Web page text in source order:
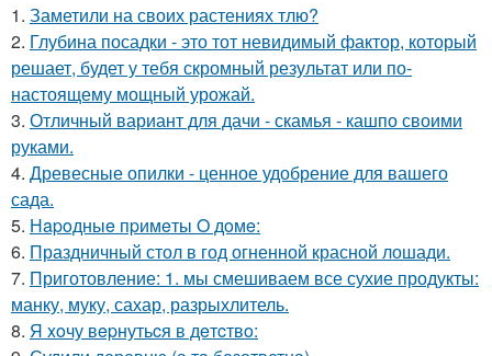
1. Заметили на своих растениях тлю?
2. Глубина посадки - это тот невидимый фактор, который
решает, будет у тебя скромный результат или по-
настоящему мощный урожай.
3. Отличный вариант для дачи - скамья - кашпо своими
руками.
4. Древесные опилки - ценное удобрение для вашего
сада.
5. Нapoдныe пpимeты O дoмe:
6. Праздничный стол в год огненной красной лошади.
7. Приготовление: 1. мы смешиваем все сухие продукты:
манку, муку, сахар, разрыхлитель.
8. Я xoчу вepнутьcя в дeтcтвo: